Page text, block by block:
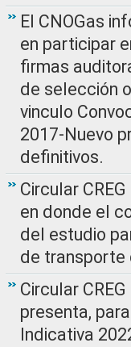
El CNOGas
en participar
firmas
de selección
vinculo
2017-Nuevo
definitivos.
Circular
en donde el
del estudio
de transporte
Circular
presenta,
Indicativa